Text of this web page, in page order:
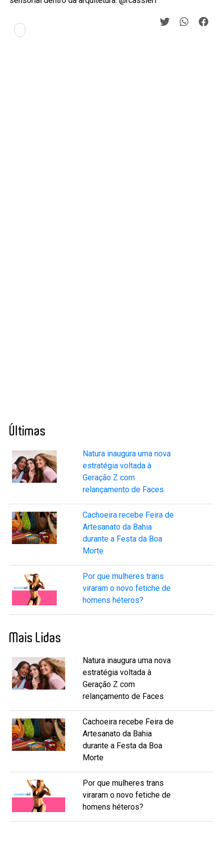
Últimas
Natura inaugura uma nova
estratégia voltada à
Geração Z com
relançamento de Faces
Cachoeira recebe Feira de
Artesanato da Bahia
durante a Festa da Boa
Morte
Por que mulheres trans
viraram o novo fetiche de
homens héteros?
Mais Lidas
Natura inaugura uma nova
estratégia voltada à
Geração Z com
relançamento de Faces
Cachoeira recebe Feira de
Artesanato da Bahia
durante a Festa da Boa
Morte
Por que mulheres trans
viraram o novo fetiche de
homens héteros?